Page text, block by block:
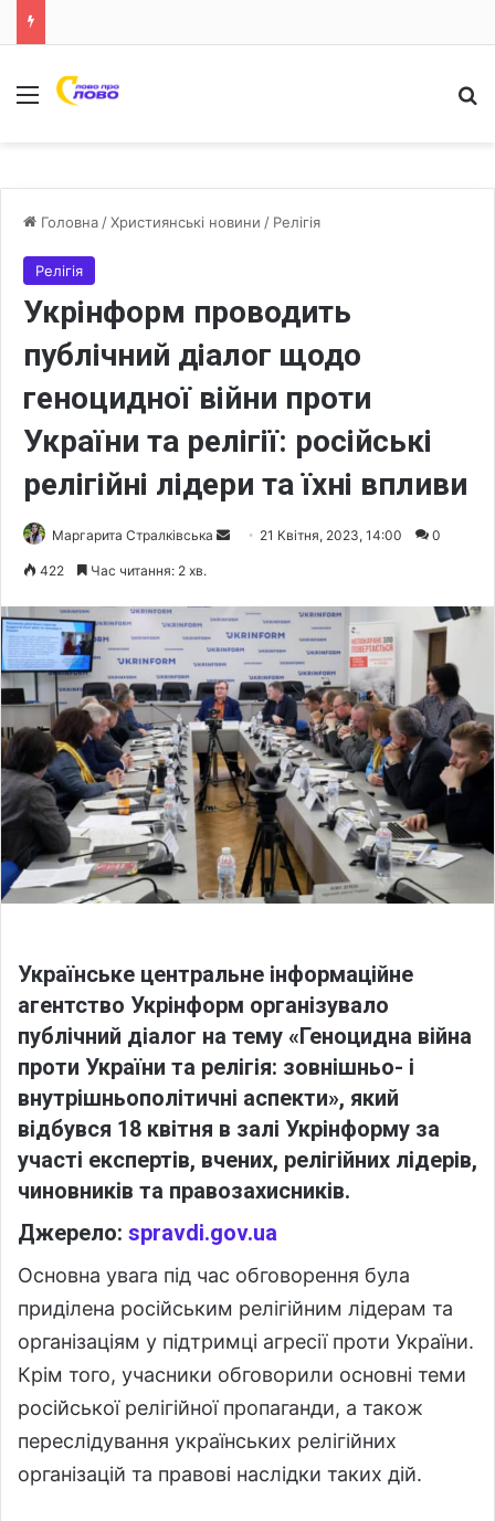
Меню
Головна /Християнські новини / Релігія
Релігія
Укрінформ проводить
публічний діалог щодо
геноцидної війни проти
України та релігії: російські
релігійні лідери та їхні впливи
Маргарита Стралківська
d
a
e
m
a
i
l
21 Квітня, 2023, 14:00 0
422 Час читання: 2 хв.
Українське центральне інформаційне
агентство Укрінформ організувало
публічний діалог на тему «Геноцидна війна
проти України та релігія: зовнішньо- і
внутрішньополітичні аспекти», який
відбувся 18 квітня в залі Укрінформу за
участі експертів, вчених, релігійних лідерів,
чиновників та правозахисників.
Джерело: spravdi.gov.ua
Основна увага під час обговорення була
приділена російським релігійним лідерам та
організаціям у підтримці агресії проти України.
Крім того, учасники обговорили основні теми
російської релігійної пропаганди, а також
переслідування українських релігійних
організацій та правові наслідки таких дій.